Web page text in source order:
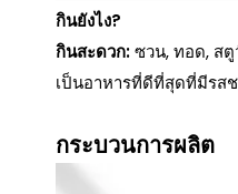
กินยังไง?
กินสะดวก:ซวน, ทอด, สตู
เป็นอาหารที่ดีที่สุดที่มีรส
กระบวนการผลิต